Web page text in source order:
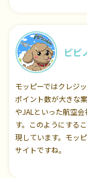
ピピ
モッピーではクレジ
ポイント数が大きな
やJALといった航空
す。このようにする
現しています。モッ
サイトですね。